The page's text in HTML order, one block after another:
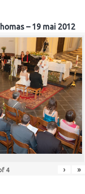
– 19 mai 2012
4 › »